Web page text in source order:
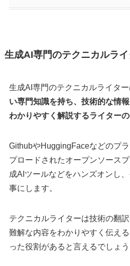
生成AI専門のテクニカルライ
生成AI専門のテクニカルライタ
い専門知識を持ち、技術的な情
わかりやすく解説するライター
GithubやHuggingFaceなどのプ
プロードされたオープンソース
成AIツールなどをハンズオンし
事にします。
テクニカルライターは技術の翻
難解な内容をわかりやすく伝え
った役割があると言えるでしょう